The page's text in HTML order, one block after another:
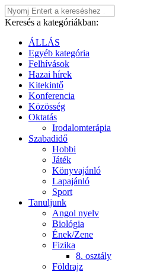
Keresés a kategóriákban:
ÁLLÁS
Egyéb kategória
Felhívások
Hazai hírek
Kitekintő
Konferencia
Közösség
Oktatás
Irodalomterápia
Szabadidő
Hobbi
Játék
Könyvajánló
Lapajánló
Sport
Tanuljunk
Angol nyelv
Biológia
Ének/Zene
Fizika
8. osztály
Földrajz